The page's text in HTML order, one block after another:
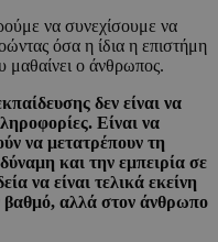
να συνεχίσουμε να
όσα η ίδια η επιστήμη
μαθαίνει ο άνθρωπος.
δεν είναι να
Είναι να
να μετατρέπουν τη
και την εμπειρία σε
να είναι τελικά εκείνη
βαθμό, αλλά στον άνθρωπο